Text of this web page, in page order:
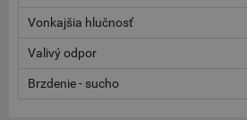
Vonkajšia hlučnosť
Valivý odpor
Brzdenie - sucho